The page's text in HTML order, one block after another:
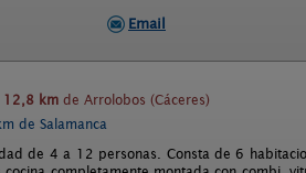
Email
12,8 km de Arrolobos (Cáceres)
de Salamanca
de 4 a 12 personas. Consta de 6